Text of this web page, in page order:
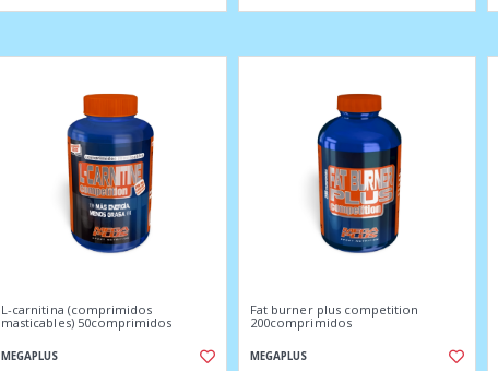
L-carnitina (comprimidos
masticables) 50comprimidos
MEGAPLUS
Fat burner plus competition
200comprimidos
MEGAPLUS